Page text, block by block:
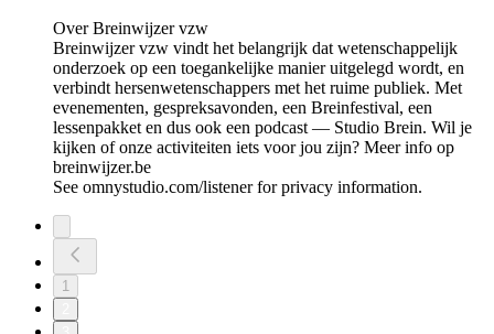
Over Breinwijzer vzw
Breinwijzer vzw vindt het belangrijk dat wetenschappelijk
onderzoek op een toegankelijke manier uitgelegd wordt, en
verbindt hersenwetenschappers met het ruime publiek. Met
evenementen, gespreksavonden, een Breinfestival, een
lessenpakket en dus ook een podcast — Studio Brein. Wil je
kijken of onze activiteiten iets voor jou zijn? Meer info op
breinwijzer.be
See omnystudio.com/listener for privacy information.
1